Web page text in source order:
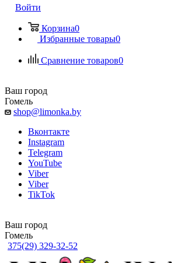
Войти
Корзина0
Избранные товары0
Сравнение товаров0
Ваш город
Гомель
shop@limonka.by
Вконтакте
Instagram
Telegram
YouTube
Viber
Viber
TikTok
Ваш город
Гомель
375(29) 329-32-52